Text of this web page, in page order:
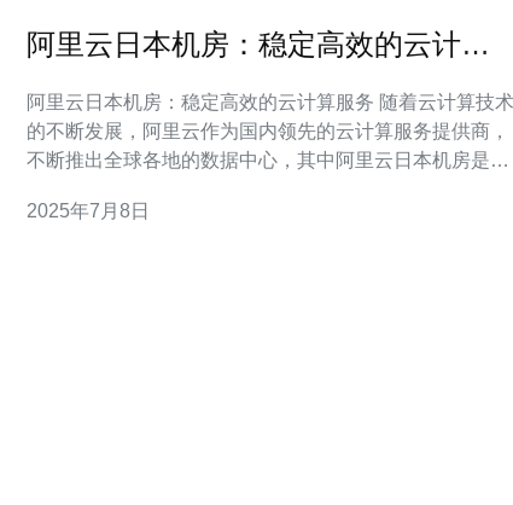
阿里云日本机房：稳定高效的云计算
阿里云日本机房：稳定高效的云计算服务 随着云计算技术
的不断发展，阿里云作为国内领先的云计算服务提供商，
不断推出全球各地的数据中心，其中阿里云日本机房是其
京，地理位置优越，网络稳定性高。机房采用先进的硬件
2025年7月8日